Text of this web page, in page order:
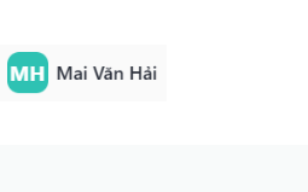
phần
nội
dung